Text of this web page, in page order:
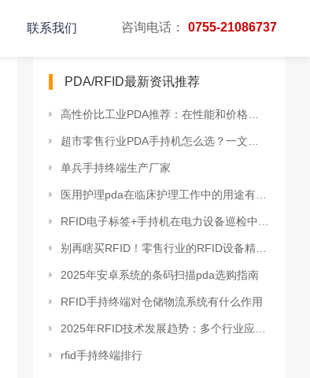
联系我们 咨询电话： 0755-21086737
PDA/RFID最新资讯推荐
高性价比工业PDA推荐：在性能和价格间找到了完美平衡
超市零售行业PDA手持机怎么选？一文帮你省掉数万元冤枉钱
单兵手持终端生产厂家
医用护理pda在临床护理工作中的用途有哪些？
RFID电子标签+手持机在电力设备巡检中的应用与解决方案
别再瞎买RFID！零售行业的RFID设备精准选型全攻略
2025年安卓系统的条码扫描pda选购指南
RFID手持终端对仓储物流系统有什么作用
2025年RFID技术发展趋势：多个行业应用效果分析
rfid手持终端排行